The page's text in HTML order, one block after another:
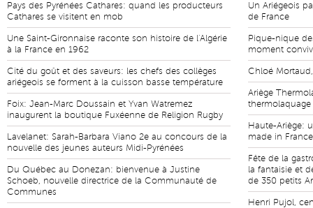
Pays des Pyrénées Cathares: quand les producteurs
Cathares se visitent en mob
Une Saint-Gironnaise raconte son histoire de l'Algérie
à la France en 1962
Cité du goût et des saveurs: les chefs des collèges
ariégeois se forment à la cuisson basse température
Foix: Jean-Marc Doussain et Yvan Watremez
inaugurent la boutique Fuxéenne de Religion Rugby
Lavelanet: Sarah-Barbara Viano 2e au concours de la
nouvelle des jeunes auteurs Midi-Pyrénées
Du Québec au Donezan: bienvenue à Justine
Schoeb, nouvelle directrice de la Communauté de
Communes
Un Ariégeois
de France
Pique-nique
moment
Chloé
Ariège
thermolaquage
Haute-Ariège:
made in France
Fête de la
la fantaisie et
de 350 petits
Henri Pujol,